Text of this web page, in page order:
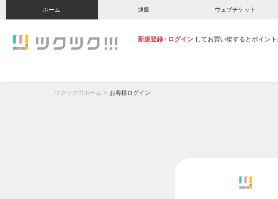
ホーム 通販 ウェブチケット
新規登録 / ログイン してお買い物するとポイント
ツクツク!!!ホーム お客様ログイン